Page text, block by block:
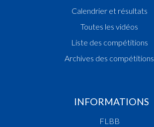
Calendrier et résultats
Toutes les vidéos
Liste des compétitions
Archives des compétitions
INFORMATIONS
FLBB